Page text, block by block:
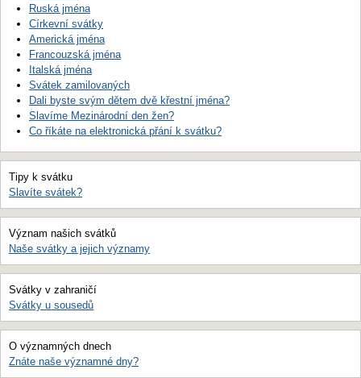
Ruská jména
Církevní svátky
Americká jména
Francouzská jména
Italská jména
Svátek zamilovaných
Dali byste svým dětem dvě křestní jména?
Slavíme Mezinárodní den žen?
Co říkáte na elektronická přání k svátku?
Tipy k svátku
Slavíte svátek?
Význam našich svátků
Naše svátky a jejich významy
Svátky v zahraničí
Svátky u sousedů
O významných dnech
Znáte naše významné dny?